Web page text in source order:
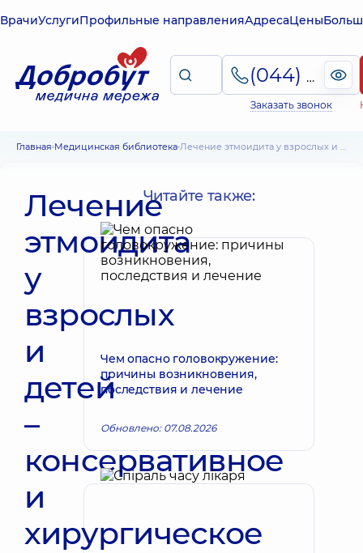
ВрачиУслугиПрофильные направленияАдресаЦены
(044) 495-2-888
Заказать звонок
Главная Медицинская библиотека Лечение этмоидита у взрослых и детей – консервативное и хирургическое
Лечение
этмоидита
у
взрослых
и
детей
–
консервативное
и
хирургическое
Читайте также:
Чем опасно головокружение:
причины возникновения,
последствия и лечение
Обновлено: 07.08.2026